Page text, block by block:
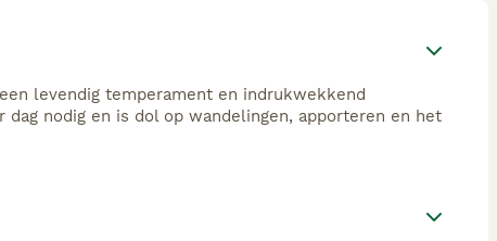
levendig temperament en indrukwekkend
nodig en is dol op wandelingen, apporteren en het